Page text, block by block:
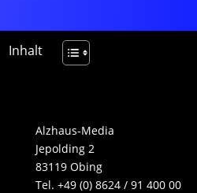
Inhalt
Alzhaus-Media
Jepolding 2
83119 Obing
Tel. +49 (0) 8624 / 91 400 00